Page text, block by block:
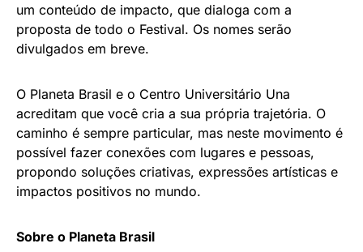
um conteúdo de impacto, que dialoga com a
proposta de todo o Festival. Os nomes serão
divulgados em breve.
O Planeta Brasil e o Centro Universitário Una
acreditam que você cria a sua própria trajetória. O
caminho é sempre particular, mas neste movimento é
possível fazer conexões com lugares e pessoas,
propondo soluções criativas, expressões artísticas e
impactos positivos no mundo.
Sobre o Planeta Brasil